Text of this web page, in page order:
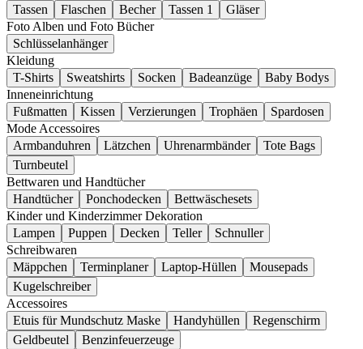
Tassen
Flaschen Becher Tassen 1
Gläser
Foto Alben und Foto Bücher
Schlüsselanhänger
Kleidung
T-Shirts
Sweatshirts Socken Badeanzüge
Baby Bodys
Inneneinrichtung
Fußmatten
Kissen Verzierungen Trophäen
Spardosen
Mode Accessoires
Armbanduhren
Lätzchen Uhrenarmbänder
Tote Bags
Turnbeutel
Bettwaren und Handtücher
Handtücher
Ponchodecken
Bettwäschesets
Kinder und Kinderzimmer Dekoration
Lampen
Puppen Decken Teller
Schnuller
Schreibwaren
Mäppchen
Terminplaner Laptop-Hüllen
Mousepads
Kugelschreiber
Accessoires
Etuis für Mundschutz Maske
Handyhüllen
Regenschirm
Geldbeutel
Benzinfeuerzeuge